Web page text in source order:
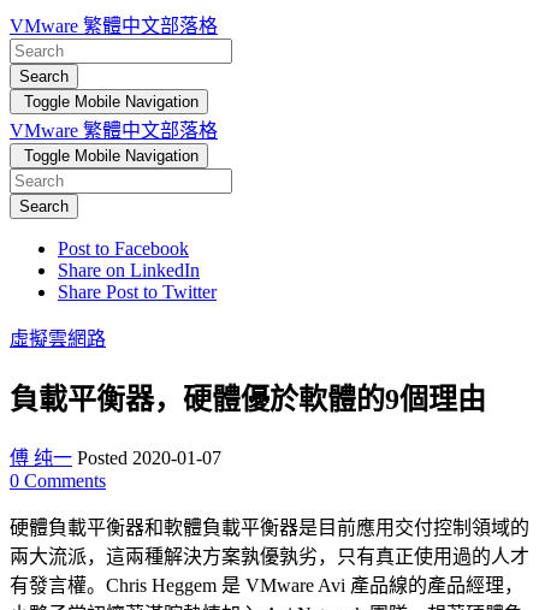
VMware 繁體中文部落格
Search
Toggle Mobile Navigation
VMware 繁體中文部落格
Toggle Mobile Navigation
Search
Post to Facebook
Share on LinkedIn
Share Post to Twitter
虛擬雲網路
負載平衡器，硬體優於軟體的9個理由
傅 纯一 Posted 2020-01-07
0 Comments
硬體負載平衡器和軟體負載平衡器是目前應用交付控制領域的
兩大流派，這兩種解決方案孰優孰劣，只有真正使用過的人才
有發言權。Chris Heggem 是 VMware Avi 產品線的產品經理，